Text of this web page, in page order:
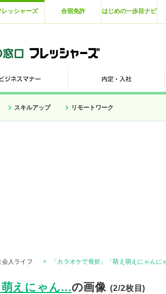
レッシャーズ 合宿免許 はじめの一歩目ナビ
スキルアップ リモートワーク
会人ライフ > 「カラオケで骨折」「萌え萌えにゃん
萌えにゃん...の画像(2/2枚目)